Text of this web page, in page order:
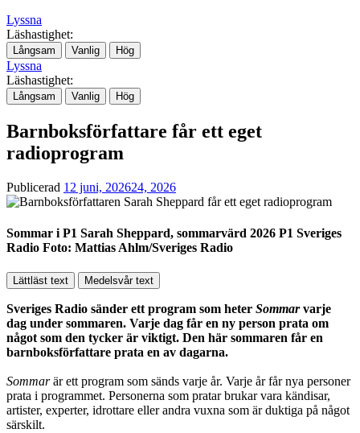
Lyssna
Läshastighet:
Långsam Vanlig Hög
Lyssna
Läshastighet:
Långsam Vanlig Hög
Barnboksförfattare får ett eget
radioprogram
Publicerad 12 juni, 202624, 2026
Sommar i P1 Sarah Sheppard, sommarvärd 2026 P1 Sveriges
Radio Foto: Mattias Ahlm/Sveriges Radio
Lättläst text Medelsvår text
Sveriges Radio sänder ett program som heter Sommarvarje
dag under sommaren. Varje dag får en ny person prata om
något som den tycker är viktigt. Den här sommaren får en
barnboksförfattare prata en av dagarna.
Sommarär ett program som sänds varje år. Varje år får nya personer
prata i programmet. Personerna som pratar brukar vara kändisar,
artister, experter, idrottare eller andra vuxna som är duktiga på något
särskilt.